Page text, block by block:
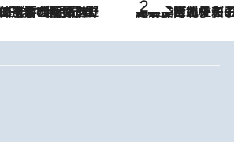
2026.8.3
《「文士の子ども被害者の会」発足！》阿川佐和子（72）が語る遠藤周作に北杜夫、劇作家・矢代静一の子どもたちの“文豪プライベート事件簿”